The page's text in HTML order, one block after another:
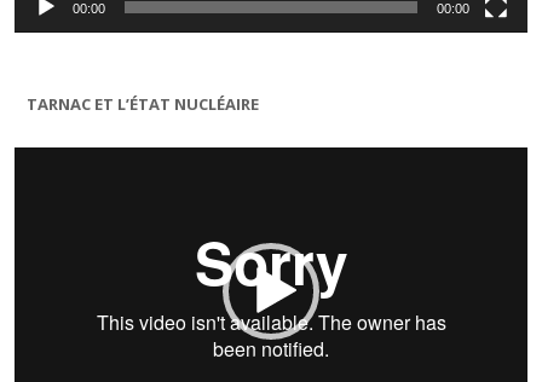
00:00 00:00
TARNAC ET L’ÉTAT NUCLÉAIRE
Lecteur